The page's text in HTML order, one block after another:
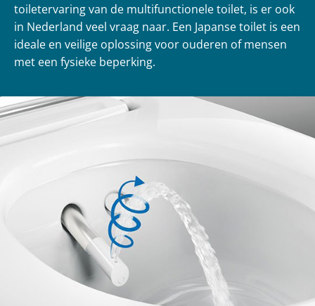
toiletervaring van de multifunctionele toilet, is er ook
in Nederland veel vraag naar. Een Japanse toilet is een
ideale en veilige oplossing voor ouderen of mensen
met een fysieke beperking.